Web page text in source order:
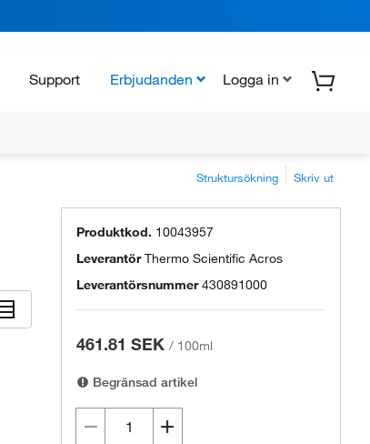
Support Erbjudanden Logga in
Struktursökning Skriv ut
Produktkod. 10043957
LeverantörThermo Scientific Acros
Leverantörsnummer 430891000
461.81 SEK / 100ml
Begränsad artikel